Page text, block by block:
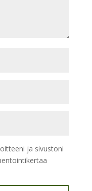
ja sivustoni